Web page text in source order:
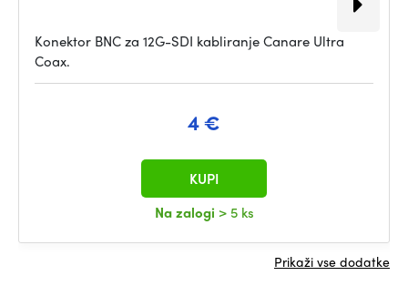
Konektor BNC za 12G-SDI kabliranje Canare Ultra
Coax.
4 €
Na zalogi > 5 ks
KUPI
Prikaži vse dodatke